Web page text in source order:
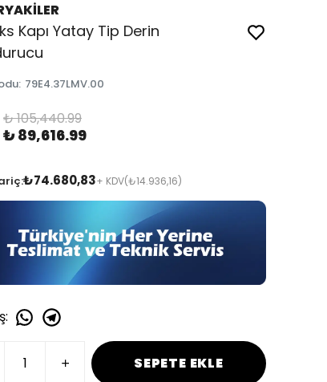
Kapı Yatay Tip Derin
: 79E4.37LMV.00
₺ 105,440.99
₺ 89,616.99
₺74.680,83+ KDV(₺14.936,16)
:
SEPETE EKLE